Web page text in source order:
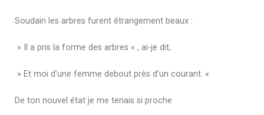
Soudain les arbres furent étrangement beaux :
» Il a pris la forme des arbres « , ai-je dit,
» Et moi d’une femme debout près d’un courant. «
De ton nouvel état je me tenais si proche